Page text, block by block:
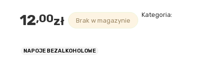
12,00zł Brak w magazynie
Kategoria:
NAPOJE BEZALKOHOLOWE